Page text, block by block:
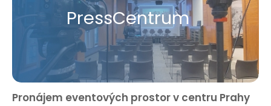
Press​Centrum
Pronájem eventových prostor v centru Prahy